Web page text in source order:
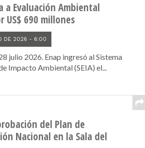
a Evaluación Ambiental
US$ 690 millones
DE 2026 - 6:00
julio 2026. Enap ingresó al Sistema
Impacto Ambiental (SEIA) el...
del Plan de
Nacional en la Sala del